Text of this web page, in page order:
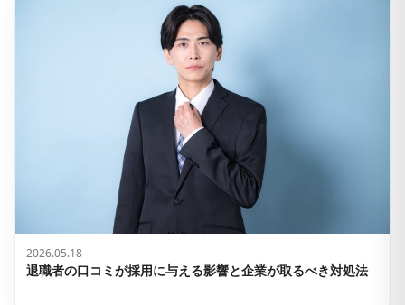
2026.05.18
退職者の口コミが採用に与える影響と企業が取るべき対処法